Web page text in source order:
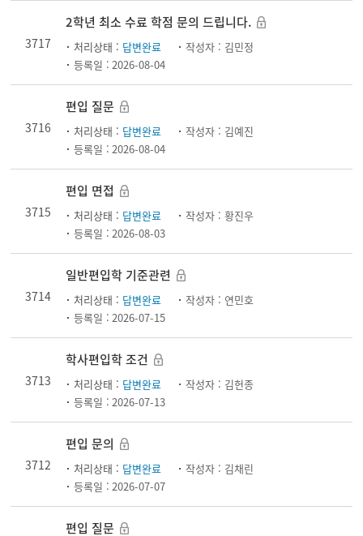
3717
2학년 최소 수료 학점 문의 드립니다.
처리상태 : 답변완료 작성자 : 김민정
등록일 : 2026-08-04
3716
편입 질문
처리상태 : 답변완료 작성자 : 김예진
등록일 : 2026-08-04
3715
편입 면접
처리상태 : 답변완료 작성자 : 황진우
등록일 : 2026-08-03
3714
일반편입학 기준관련
처리상태 : 답변완료 작성자 : 연민호
등록일 : 2026-07-15
3713
학사편입학 조건
처리상태 : 답변완료 작성자 : 김헌종
등록일 : 2026-07-13
3712
편입 문의
처리상태 : 답변완료 작성자 : 김채린
등록일 : 2026-07-07
편입 질문